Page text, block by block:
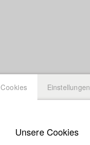
Cookies Einstellungen
Unsere Cookies